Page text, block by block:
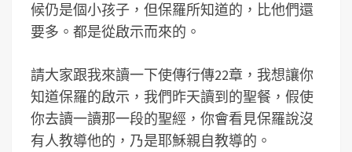
候仍是個小孩子，但保羅所知道的，比他們還
要多。都是從啟示而來的。
請大家跟我來讀一下使傳行傳22章，我想讓你
知道保羅的啟示，我們昨天讀到的聖餐，假使
你去讀一讀那一段的聖經，你會看見保羅說沒
有人教導他的，乃是耶穌親自教導的。